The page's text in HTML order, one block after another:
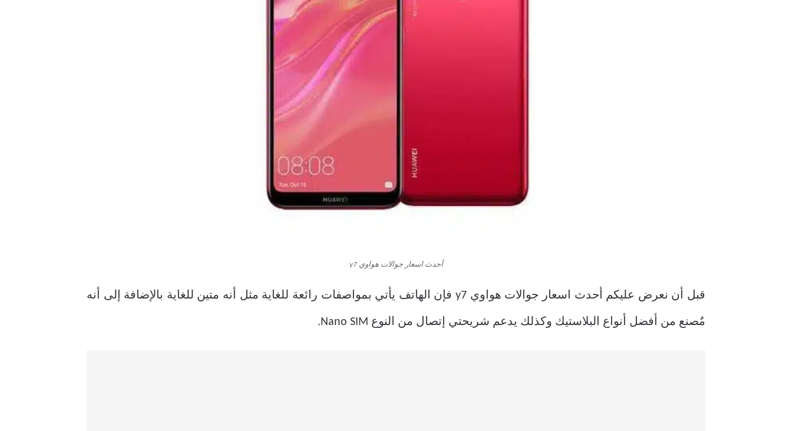
أحدث اسعار جوالات هواوي y7
قبل أن نعرض عليكم أحدث اسعار جوالات هواوي y7 فإن الهاتف يأتي بمواصفات رائعة للغاية مثل أنه متين للغاية بالإضافة إلى أنه
مٌصنع من أفضل أنواع البلاستيك وكذلك يدعم شريحتي إتصال من النوع Nano SIM.